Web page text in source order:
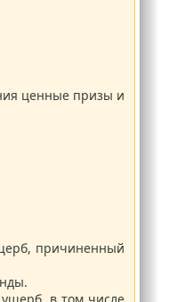
ценные призы и
причиненный